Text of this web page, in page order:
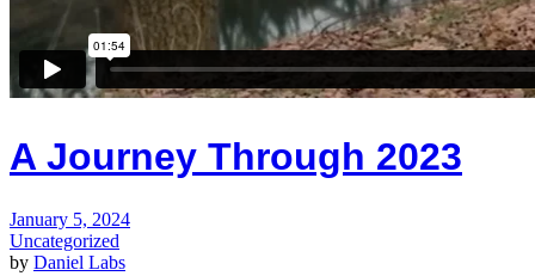
A Journey Through 2023
January 5, 2024
Uncategorized
by Daniel Labs